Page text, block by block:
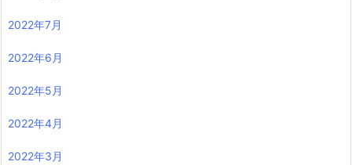
2022年7月
2022年6月
2022年5月
2022年4月
2022年3月